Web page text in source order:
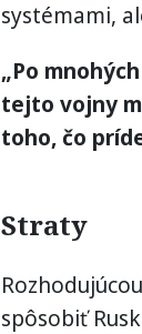
systémami,
„Po
tejto vojny
toho, čo
Straty
spôsobiť